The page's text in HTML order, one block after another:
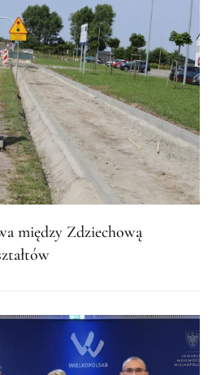
między Zdziechową